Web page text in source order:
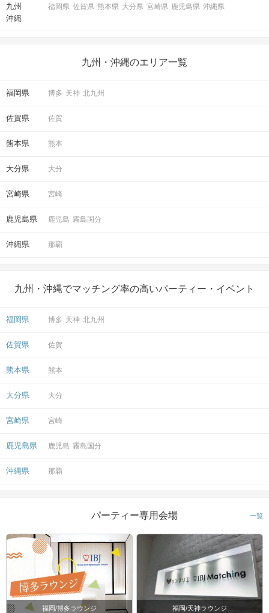
九州
沖縄
福岡県 佐賀県 熊本県 大分県 宮崎県 鹿児島県 沖縄県
九州・沖縄のエリア一覧
福岡県 博多 天神 北九州
佐賀県 佐賀
熊本県 熊本
大分県 大分
宮崎県 宮崎
鹿児島県 鹿児島 霧島国分
沖縄県 那覇
九州・沖縄でマッチング率の高いパーティー・イベント
福岡県 博多 天神 北九州
佐賀県 佐賀
熊本県 熊本
大分県 大分
宮崎県 宮崎
鹿児島県 鹿児島 霧島国分
沖縄県 那覇
パーティー専用会場 一覧
福岡/博多ラウンジ 福岡/天神ラウンジ